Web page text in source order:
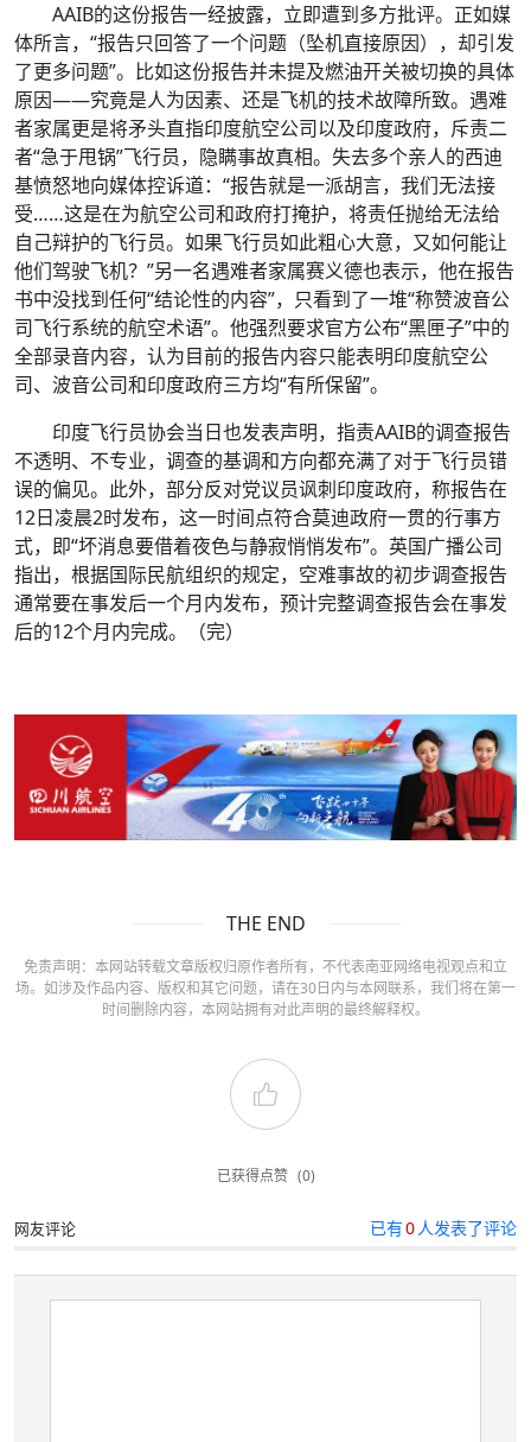
AAIB的这份报告一经披露，立即遭到多方批评。正如媒
体所言，“报告只回答了一个问题（坠机直接原因），却引发
了更多问题”。比如这份报告并未提及燃油开关被切换的具体
原因——究竟是人为因素、还是飞机的技术故障所致。遇难
者家属更是将矛头直指印度航空公司以及印度政府，斥责二
者“急于甩锅”飞行员，隐瞒事故真相。失去多个亲人的西迪
基愤怒地向媒体控诉道：“报告就是一派胡言，我们无法接
受……这是在为航空公司和政府打掩护，将责任抛给无法给
自己辩护的飞行员。如果飞行员如此粗心大意，又如何能让
他们驾驶飞机？”另一名遇难者家属赛义德也表示，他在报告
书中没找到任何“结论性的内容”，只看到了一堆“称赞波音公
司飞行系统的航空术语”。他强烈要求官方公布“黑匣子”中的
全部录音内容，认为目前的报告内容只能表明印度航空公
司、波音公司和印度政府三方均“有所保留”。
印度飞行员协会当日也发表声明，指责AAIB的调查报告
不透明、不专业，调查的基调和方向都充满了对于飞行员错
误的偏见。此外，部分反对党议员讽刺印度政府，称报告在
12日凌晨2时发布，这一时间点符合莫迪政府一贯的行事方
式，即“坏消息要借着夜色与静寂悄悄发布”。英国广播公司
指出，根据国际民航组织的规定，空难事故的初步调查报告
通常要在事发后一个月内发布，预计完整调查报告会在事发
后的12个月内完成。（完）
THE END
免责声明：本网站转载文章版权归原作者所有，不代表南亚网络电视观点和立
场。如涉及作品内容、版权和其它问题，请在30日内与本网联系，我们将在第一
时间删除内容，本网站拥有对此声明的最终解释权。
已获得点赞 (0)
网友评论 已有0人发表了评论